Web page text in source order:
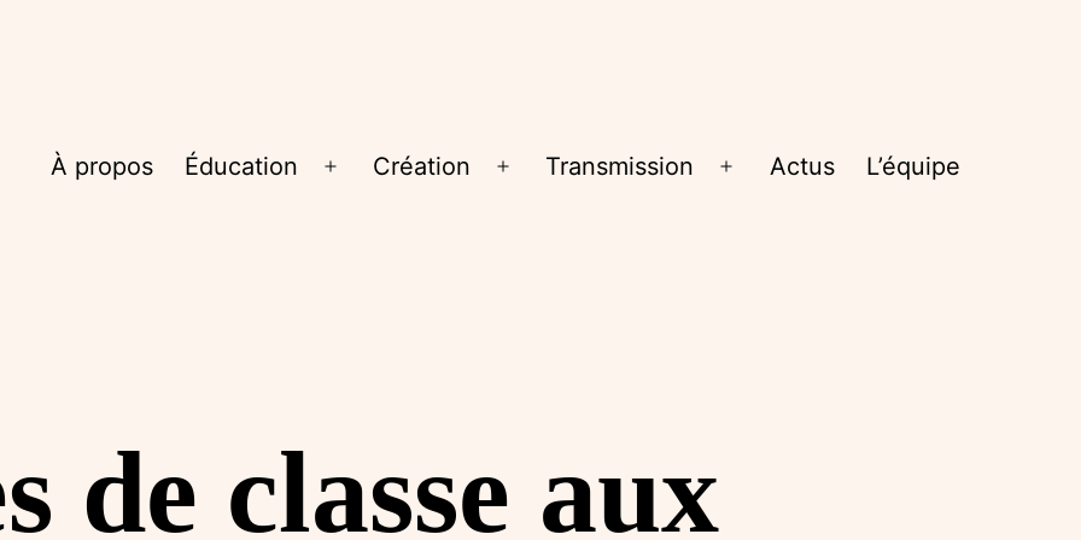
À propos Éducation
Ouvrir
Création
Ouvrir
Transmission
Ouvrir
Actus L’équipe
de classe aux